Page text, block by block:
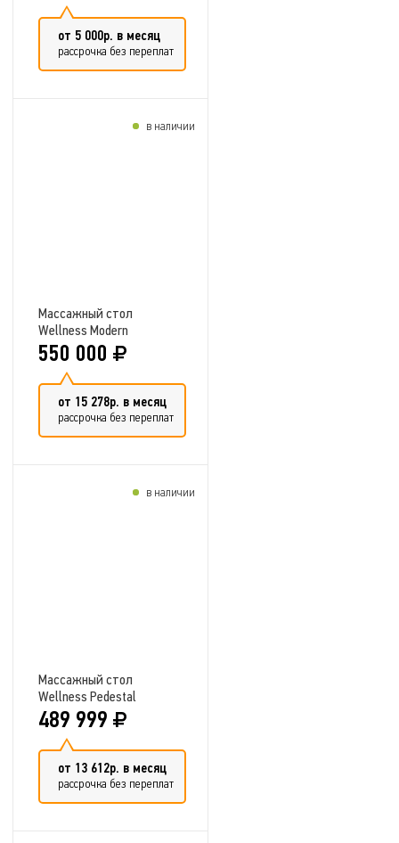
от 5 000р. в месяц
рассрочка без переплат
Массажный стол
Wellness Modern
550 000
от 15 278р. в месяц
рассрочка без переплат
в наличии
Массажный стол
Wellness Pedestal
489 999
от 13 612р. в месяц
рассрочка без переплат
в наличии